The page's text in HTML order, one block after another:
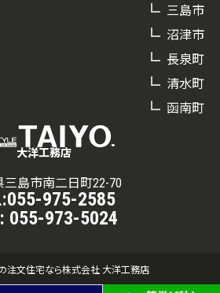
大洋工務店
三島市南二日町22-70
055-975-2585
055-973-5024
三島市
沼津市
長泉町
清水町
函南町
注文住宅なら株式会社 大洋工務店